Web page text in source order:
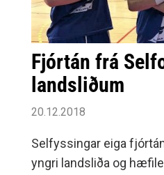
Fjórtán frá
landsliðum
20.12.2018
Selfyssingar eiga
yngri landsliða og